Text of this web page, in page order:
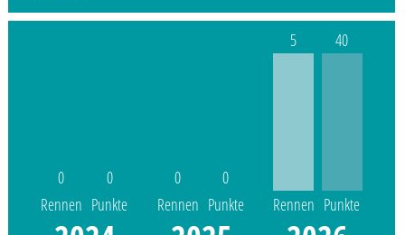
0
Rennen
0
Punkte
0
Rennen
0
Punkte
5
Rennen
40
Punkte